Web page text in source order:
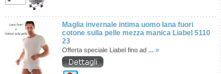
Maglia invernale intima uomo lana fuori
cotone sulla pelle mezza manica Liabel 5110
23
Offerta speciale Liabel fino ad ... »